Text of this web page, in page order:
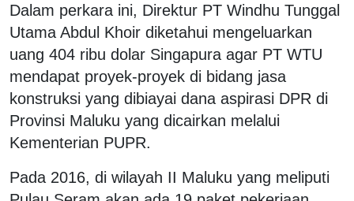
Dalam perkara ini, Direktur PT Windhu Tunggal
Utama Abdul Khoir diketahui mengeluarkan
uang 404 ribu dolar Singapura agar PT WTU
mendapat proyek-proyek di bidang jasa
konstruksi yang dibiayai dana aspirasi DPR di
Provinsi Maluku yang dicairkan melalui
Kementerian PUPR.
Pada 2016, di wilayah II Maluku yang meliputi